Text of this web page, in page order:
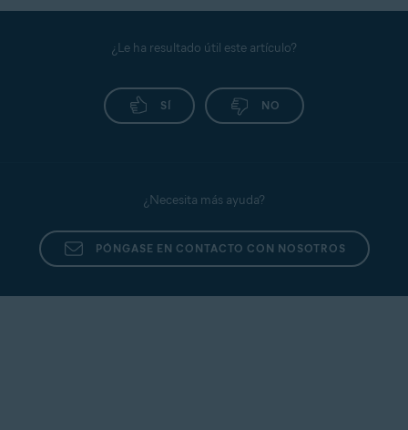
¿Le ha resultado útil este artículo?
SÍ NO
¿Necesita más ayuda?
PÓNGASE EN CONTACTO CON NOSOTROS